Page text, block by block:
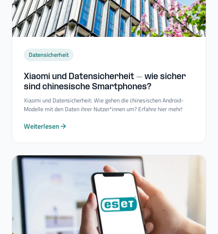
Datensicherheit
Xiaomi und Datensicherheit – wie sicher
sind chinesische Smartphones?
Xiaomi und Datensicherheit: Wie gehen die chinesischen Android-
Modelle mit den Daten ihrer Nutzer*innen um? Erfahre hier mehr!
Weiterlesen